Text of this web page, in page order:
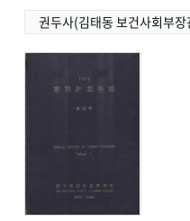
권두사(김태동 보건사회부장